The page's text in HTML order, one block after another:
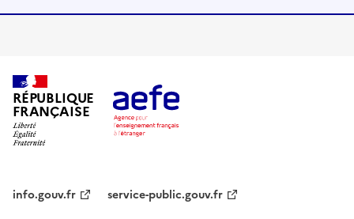
RÉPUBLIQUE
FRANÇAISE
info.gouv.fr
service-public.gouv.fr